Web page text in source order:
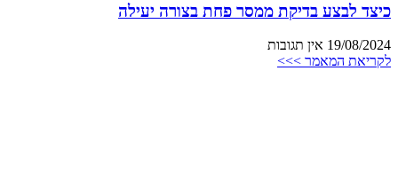
כיצד לבצע בדיקת ממסר פחת בצורה יעילה
19/08/2024 אין תגובות
לקריאת המאמר >>>